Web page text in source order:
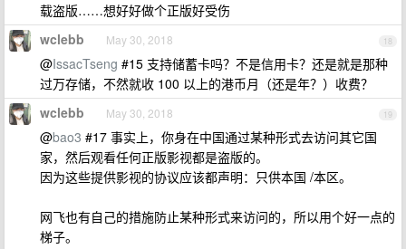
载盗版……想好好做个正版好受伤
18
wclebb May 30, 2018
@IssacTseng #15 支持储蓄卡吗？不是信用卡？还是就是那种
过万存储，不然就收 100 以上的港币月（还是年？）收费？
19
wclebb May 30, 2018
@bao3 #17 事实上，你身在中国通过某种形式去访问其它国
家，然后观看任何正版影视都是盗版的。
因为这些提供影视的协议应该都声明：只供本国 /本区。
网飞也有自己的措施防止某种形式来访问的，所以用个好一点的
梯子。